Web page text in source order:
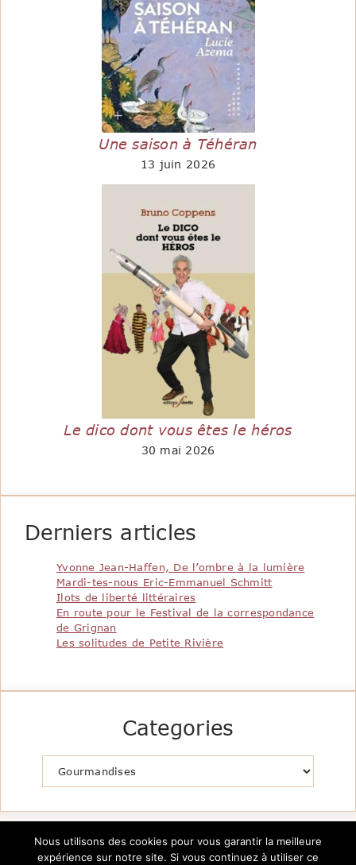
Une saison à Téhéran
13 juin 2026
Le dico dont vous êtes le héros
30 mai 2026
Derniers articles
Yvonne Jean-Haffen, De l’ombre à la lumière
Mardi-tes-nous Eric-Emmanuel Schmitt
Ilots de liberté littéraires
En route pour le Festival de la correspondance
de Grignan
Les solitudes de Petite Rivière
Categories
Nous utilisons des cookies pour vous garantir la meilleure
expérience sur notre site. Si vous continuez à utiliser ce